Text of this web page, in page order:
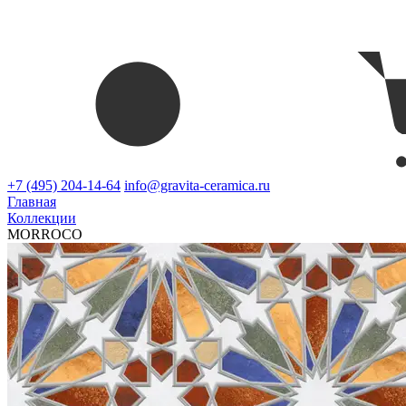
+7 (495) 204-14-64 info@gravita-ceramica.ru
Главная
Коллекции
MORROCO